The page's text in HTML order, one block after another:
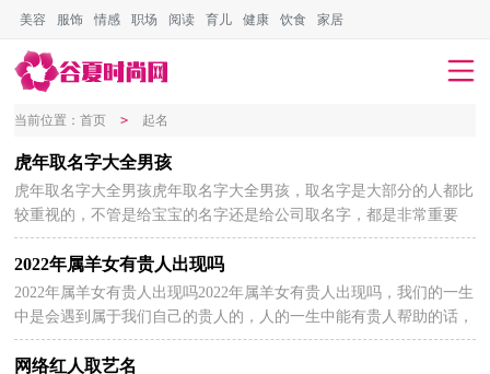
美容 服饰 情感 职场 阅读 育儿 健康 饮食 家居
当前位置：首页 > 起名
虎年取名字大全男孩
2026-07-21
虎年取名字大全男孩虎年取名字大全男孩，取名字是大部分的人都比
较重视的，不管是给宝宝的名字还是给公司取名字，都是非常重要
的，一个好的名字对发展等都有所帮助，以下虎年取名字大...
2022年属羊女有贵人出现吗
2026-07-20
2022年属羊女有贵人出现吗2022年属羊女有贵人出现吗，我们的一生
中是会遇到属于我们自己的贵人的，人的一生中能有贵人帮助的话，
很容易就能成功，所以说贵人是我们人生道路上不可或...
网络红人取艺名